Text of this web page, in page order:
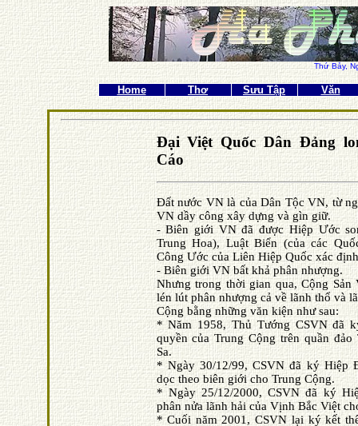
Thứ Bảy,
Home Thơ Sưu Tập Văn
Ðại Việt Quốc Dân Ðảng
Cáo
Ðất nước VN là của Dân Tộc VN, từ
VN dầy công xây dựng và gìn giữ.
- Biên giới VN đã được Hiệp Ước
Trung Hoa), Luật Biển (của các
Công Ước của Liên Hiệp Quốc xác
- Biên giới VN bất khả phân nhượng.
Nhưng trong thời gian qua, Cộng Sản
lén lút phân nhượng cả về lãnh thổ và
Cộng bằng những văn kiện như sau:
* Năm 1958, Thủ Tướng CSVN đã
quyền của Trung Cộng trên quần đảo
Sa.
* Ngày 30/12/99, CSVN đã ký Hiệp
dọc theo biên giới cho Trung Cộng.
* Ngày 25/12/2000, CSVN đã ký
phân nửa lãnh hải của Vịnh Bắc Việt
* Cuối năm 2001, CSVN lại ký kết